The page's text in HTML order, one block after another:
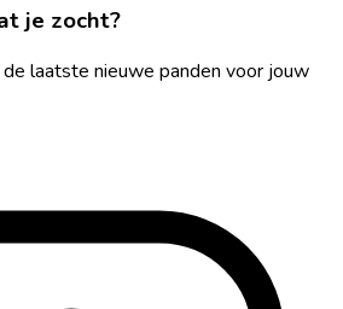
je zocht?
laatste nieuwe panden voor jouw